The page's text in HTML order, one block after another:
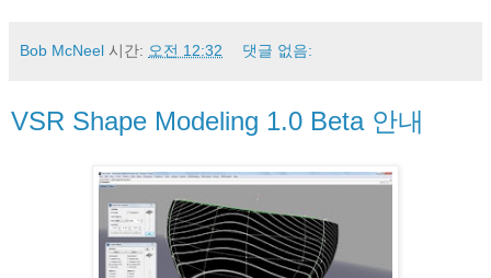
Bob McNeel 시간: 오전 12:32 댓글 없음:
VSR Shape Modeling 1.0 Beta 안내